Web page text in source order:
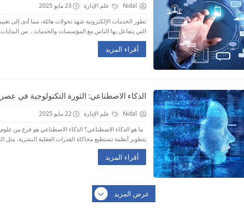
Nidal علم الإدارة
23 مايو 2025
تطور الخدمات الإلكترونية شهد تحولات هائلة، مما أدى إلى
التي يتفاعل بها الناس مع المؤسسات والخدمات . من البدايات
أقراء المزيد
الذكاء الاصطناعي: الثورة التكنولوجية في
Nidal علم الإدارة
22 مايو 2025
ما هو الذكاء الاصطناعي؟ الذكاء الاصطناعي هو فرع من
بتطوير أنظمة تستطيع محاكاة القدرات العقلية البشرية، مثل
أقراء المزيد
عرض المزيد